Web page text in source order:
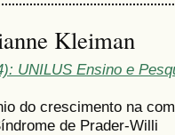
Kleiman
UNILUS Ensino e
do crescimento na
de Prader-Willi